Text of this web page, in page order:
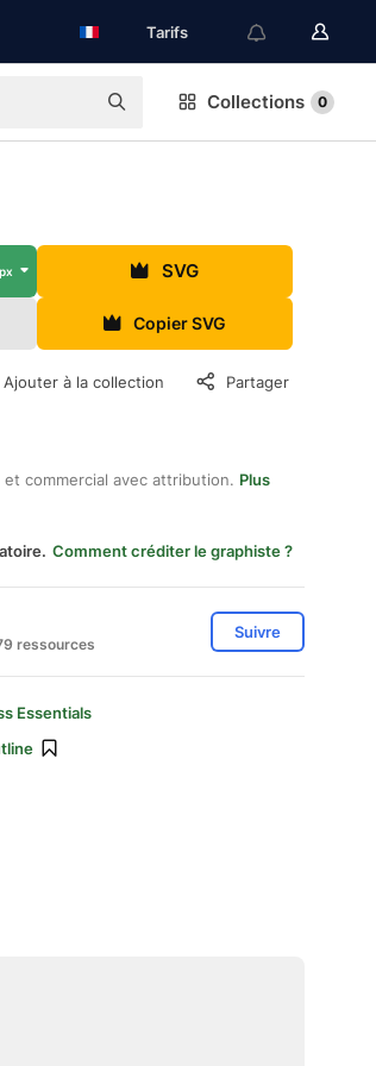
Tarifs
Collections 0
SVG
Copier SVG
Ajouter à la collection Partager
commercial avec attribution. Plus
Comment créditer le graphiste ?
ressources
Suivre
Essentials